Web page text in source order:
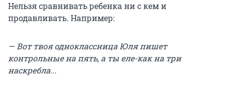
Нельзя сравнивать ребенка ни с кем и
продавливать. Например:
— Вот твоя одноклассница Юля пишет
контрольные на пять, а ты еле-как на три
наскребла...